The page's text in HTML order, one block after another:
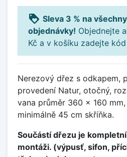
loyalty Sleva 3 % na
objednávky! Objednejte
Kč a v košíku zadejte kód
Nerezový dřez s odkapem,
provedení Natur, otočný,
vana průměr 360 x 160
minimálně 45 cm skříňka.
Součástí dřezu je
montáži. (výpusť, sifon,